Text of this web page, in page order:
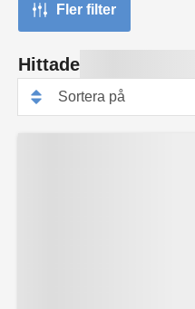
Fler filter
Hittade